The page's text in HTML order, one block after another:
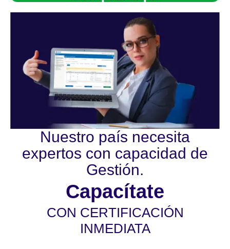
Nuestro país necesita
expertos con capacidad de
Gestión.
Capacítate
CON CERTIFICACIÓN
INMEDIATA